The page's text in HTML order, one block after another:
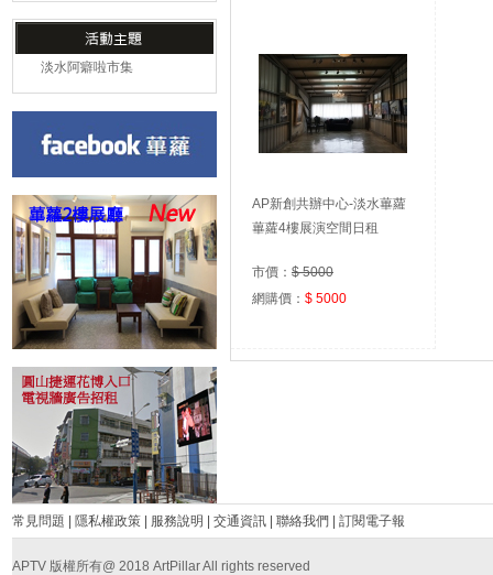
淡水阿癖啦市集
AP新創共辦中心-淡水蓽蘿
4F多功能展演廳
蓽蘿4樓展演空間日租
市價： $ 5000
網購價： $ 5000
常見問題 隱私權政策 服務說明 交通資訊 聯絡我們 訂閱電子報
APTV 版權所有@ 2018 ArtPillar All rights reserved